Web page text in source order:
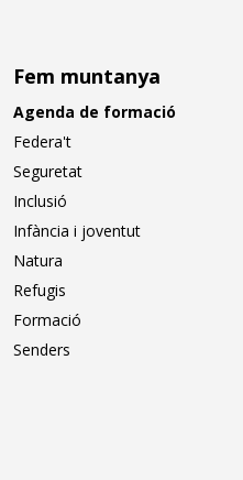
Fem muntanya
Agenda de formació
Federa't
Seguretat
Inclusió
Infància i joventut
Natura
Refugis
Formació
Senders